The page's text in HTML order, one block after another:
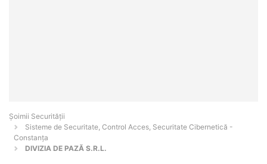
Șoimii Securității
Sisteme de Securitate, Control Acces, Securitate Cibernetică -
Constanţa
DIVIZIA DE PAZĂ S.R.L.